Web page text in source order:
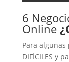
6
Online
Para algunas
DIFÍCILES y